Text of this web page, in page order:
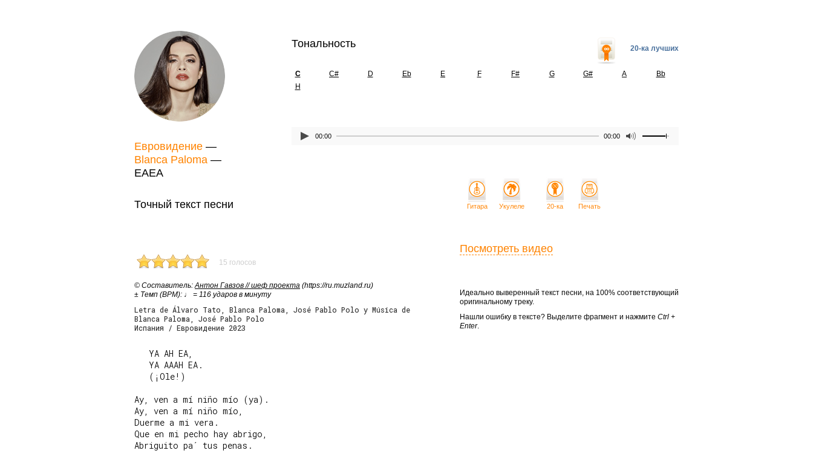
Евровидение —
Blanca Paloma —
EAEA
Тональность 20-ка лучших
C C# D Eb E F F# G G# A
Bb
H
00:00 00:00
Точный текст песни
15 голосов
© Cоставитель:Антон Гавзов // шеф проекта (https://ru.muzland.ru)
± Темп (BPM): ♩ = 116 ударов в минуту
Letra de Álvaro Tato, Blanca Paloma, José Pablo Polo y Música de
Blanca Paloma, José Pablo Polo
Испания / Евровидение 2023
   YA AH EA,
   YA AAAH EA.
   (¡Ole!)
Ay, ven a mí niño mío (ya).
Ay, ven a mí niño mío,
Duerme a mi vera.
Que en mi pecho hay abrigo,
Abriguito pa´ tus penas.
Гитара Укулеле 20-ка Печать
Посмотреть видео
Идеально выверенный текст песни, на 100% соответствующий
оригинальному треку.
Нашли ошибку в тексте? Выделите фрагмент и нажмите Ctrl +
Enter.